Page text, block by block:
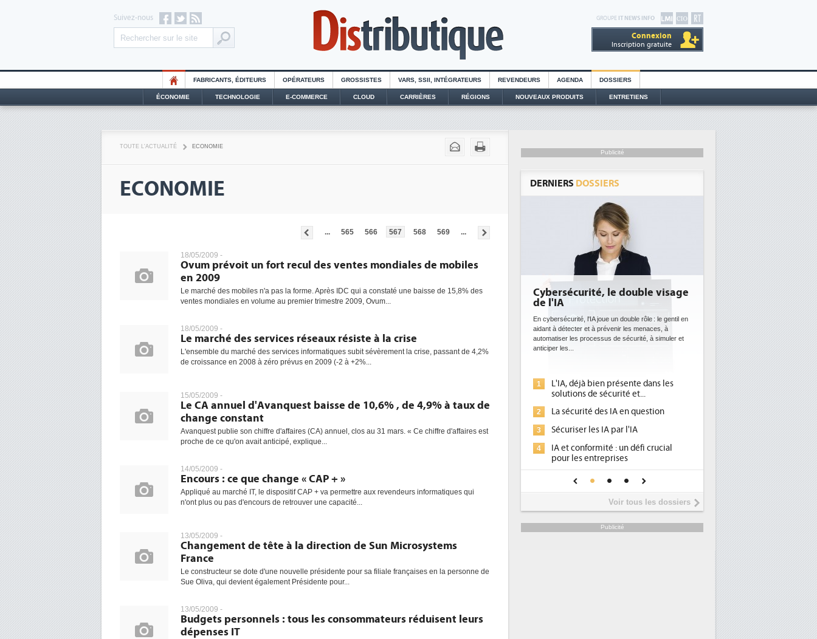
GROUPE IT NEWS INFO
Connexion
Inscription gratuite
Suivez-nous
FABRICANTS, ÉDITEURS OPÉRATEURS GROSSISTES VARS, SSII, INTÉGRATEURS REVENDEURS AGENDA DOSSIERS
ÉCONOMIE TECHNOLOGIE E-COMMERCE CLOUD CARRIÈRES RÉGIONS NOUVEAUX PRODUITS ENTRETIENS
TOUTE L'ACTUALITÉ ECONOMIE
ECONOMIE
... 565 566 567 568 569 ...
18/05/2009 -
Ovum prévoit un fort recul des ventes mondiales de mobiles
en 2009
Le marché des mobiles n'a pas la forme. Après IDC qui a constaté une baisse de 15,8% des
ventes mondiales en volume au premier trimestre 2009, Ovum...
18/05/2009 -
Le marché des services réseaux résiste à la crise
L'ensemble du marché des services informatiques subit sévèrement la crise, passant de 4,2%
de croissance en 2008 à zéro prévus en 2009 (-2 à +2%...
15/05/2009 -
Le CA annuel d'Avanquest baisse de 10,6% , de 4,9% à taux de
change constant
Avanquest publie son chiffre d'affaires (CA) annuel, clos au 31 mars. « Ce chiffre d'affaires est
proche de ce qu'on avait anticipé, explique...
14/05/2009 -
Encours : ce que change « CAP + »
Appliqué au marché IT, le dispositif CAP + va permettre aux revendeurs informatiques qui
n'ont plus ou pas d'encours de retrouver une capacité...
13/05/2009 -
Changement de tête à la direction de Sun Microsystems
France
Le constructeur se dote d'une nouvelle présidente pour sa filiale françaises en la personne de
Sue Oliva, qui devient également Présidente pour...
13/05/2009 -
Budgets personnels : tous les consommateurs réduisent leurs
dépenses IT
Publicité
DERNIERS DOSSIERS
Cybersécurité, le double visage
de l'IA
En cybersécurité, l'IA joue un double rôle : le gentil en
aidant à détecter et à prévenir les menaces, à
automatiser les processus de sécurité, à simuler et
anticiper les...
1
L'IA, déjà bien présente dans les
solutions de sécurité et...
2 La sécurité des IA en question
3 Sécuriser les IA par l'IA
4
IA et conformité : un défi crucial
pour les entreprises
Une IA de confiance pour une IA
plus sûre ?
Voir tous les dossiers
Publicité